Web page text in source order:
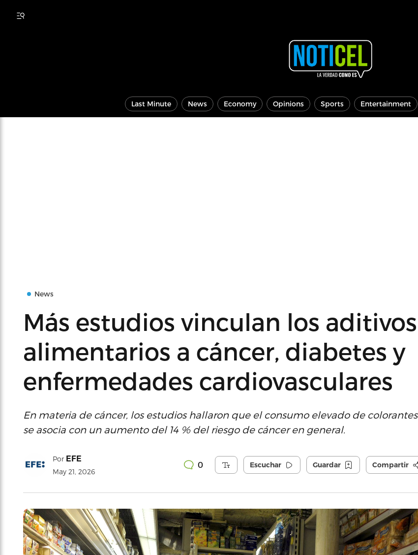
Last Minute News Economy Opinions Sports Entertainment
News
Más estudios vinculan los aditivos
alimentarios a cáncer, diabetes y
enfermedades cardiovasculares
En materia de cáncer, los estudios hallaron que el consumo elevado de colorantes
se asocia con un aumento del 14 % del riesgo de cáncer en general.
Por EFE
May 21, 2026
0 Escuchar Guardar Compartir